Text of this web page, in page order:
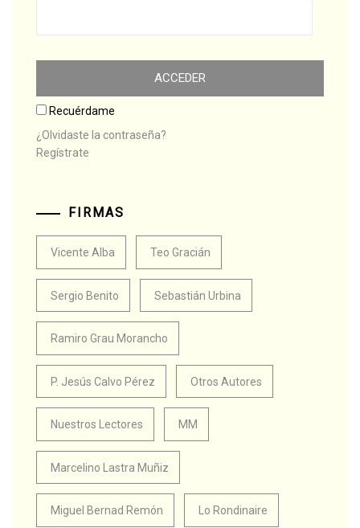
Recuérdame
¿Olvidaste la contraseña?
Regístrate
FIRMAS
Vicente Alba Teo Gracián
Sergio Benito Sebastián Urbina
Ramiro Grau Morancho
P. Jesús Calvo Pérez Otros Autores
Nuestros Lectores MM
Marcelino Lastra Muñiz
Miguel Bernad Remón Lo Rondinaire